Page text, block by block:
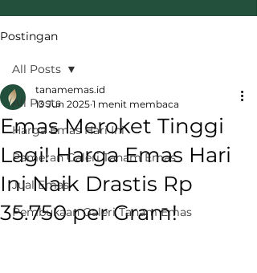
Postingan
All Posts
Harga Emas Hari Ini
Pameran Galeri Tanam Emas
Jual Emas
Pembukaan Galeri Tanam Emas
All Posts
Emas Meroket Tinggi
Lagi! Harga Emas Hari
Ini Naik Drastis Rp
35.750 per Gram!
tanamemas.id
13 Jun 2025 1 menit membaca